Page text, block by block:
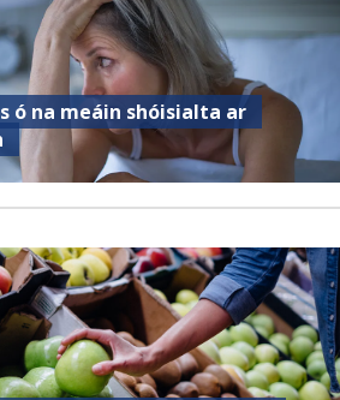
ó na meáin shóisialta ar